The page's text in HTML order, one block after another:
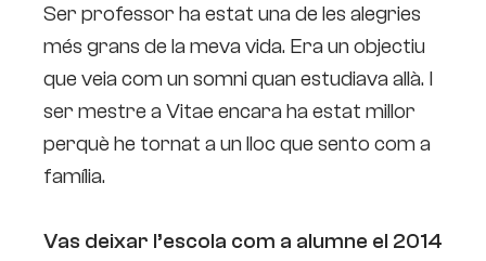
Ser professor ha estat una de les alegries
més grans de la meva vida. Era un objectiu
que veia com un somni quan estudiava allà. I
ser mestre a Vitae encara ha estat millor
perquè he tornat a un lloc que sento com a
família.
Vas deixar l’escola com a alumne el 2014